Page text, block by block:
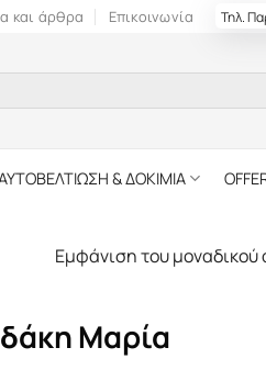
και άρθρα Επικοινωνία Τηλ.
& ΔΟΚΙΜΙΑ
Εμφάνιση του μοναδικού
Μαρία